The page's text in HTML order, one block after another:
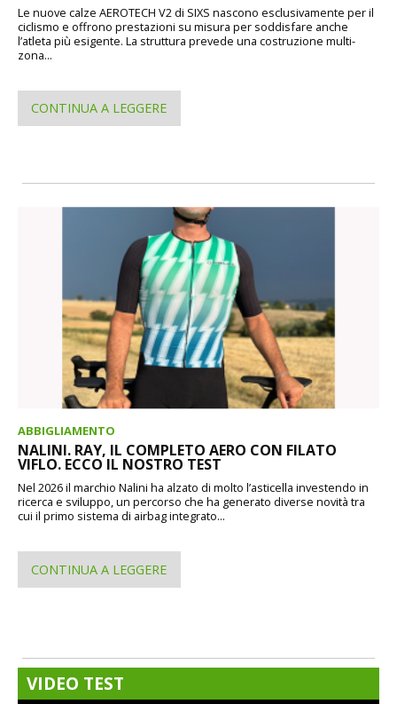
Le nuove calze AEROTECH V2 di SIXS nascono esclusivamente per il
ciclismo e offrono prestazioni su misura per soddisfare anche
l’atleta più esigente. La struttura prevede una costruzione multi-
zona...
CONTINUA A LEGGERE
ABBIGLIAMENTO
NALINI. RAY, IL COMPLETO AERO CON FILATO
VIFLO. ECCO IL NOSTRO TEST
Nel 2026 il marchio Nalini ha alzato di molto l’asticella investendo in
ricerca e sviluppo, un percorso che ha generato diverse novità tra
cui il primo sistema di airbag integrato...
CONTINUA A LEGGERE
VIDEO TEST